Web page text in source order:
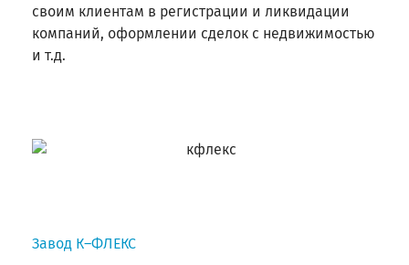
своим клиентам в регистрации и ликвидации
компаний, оформлении сделок с недвижимостью
и т.д.
Завод К–ФЛЕКС